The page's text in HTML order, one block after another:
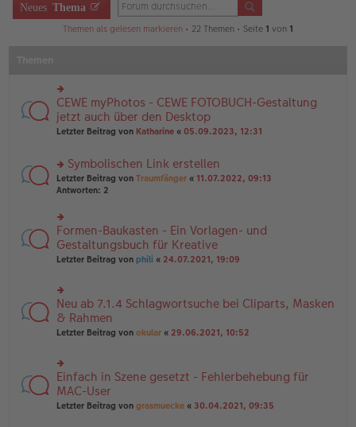
Neues Thema
Themen als gelesen markieren • 22 Themen • Seite 1 von 1
rs
te
r
u
g
el
es
e
er
B
ei
tr
CEWE myPhotos - CEWE FOTOBUCH-Gestaltung
jetzt auch über den Desktop
Letzter Beitrag von Katharine « 05.09.2023, 12:31
rs
te
u
n
g
el
es
n
er
B
ei
tr
Symbolischen Link erstellen
Letzter Beitrag von Traumfänger « 11.07.2022, 09:13
Antworten: 2
rs
te
r
u
g
el
es
e
n
B
ei
tr
a
g
Formen-Baukasten - Ein Vorlagen- und
Gestaltungsbuch für Kreative
Letzter Beitrag von phili « 24.07.2021, 19:09
rs
te
r
u
g
el
es
e
n
Neu ab 7.1.4 Schlagwortsuche bei Cliparts, Masken
& Rahmen
Letzter Beitrag von okular « 29.06.2021, 10:52
rs
te
r
u
Einfach in Szene gesetzt - Fehlerbehebung für
MAC-User
Letzter Beitrag von grasmuecke « 30.04.2021, 09:35